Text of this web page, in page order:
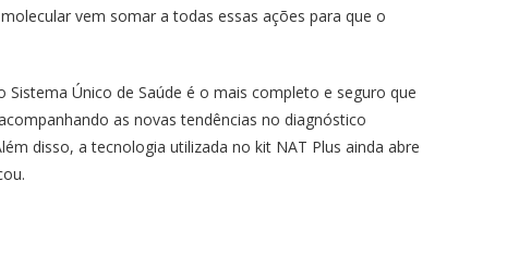
vem somar a todas essas ações para que o
Único de Saúde é o mais completo e seguro que
as novas tendências no diagnóstico
disso, a tecnologia utilizada no kit NAT Plus ainda abre